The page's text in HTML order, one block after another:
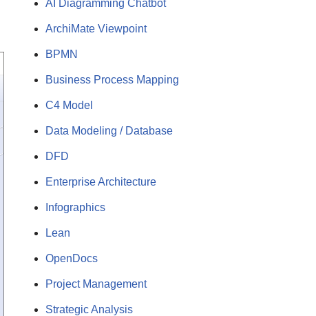
AI Diagramming Chatbot
ArchiMate Viewpoint
BPMN
Business Process Mapping
C4 Model
Data Modeling / Database
DFD
Enterprise Architecture
Infographics
Lean
OpenDocs
Project Management
Strategic Analysis